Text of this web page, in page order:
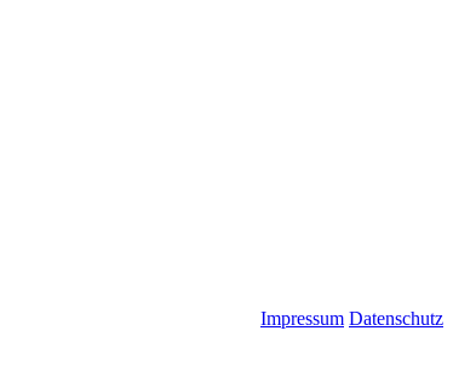
Impressum Datenschutz